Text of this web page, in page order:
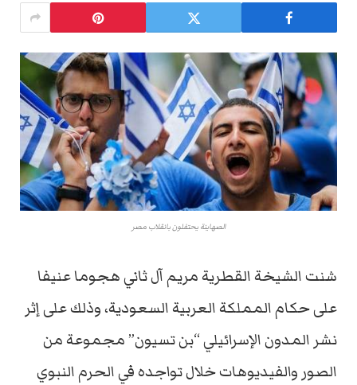
الصهاينة يحتفلون بانقلاب مصر
شنت الشيخة القطرية مريم آل ثاني هجوما عنيفا
على حكام المملكة العربية السعودية، وذلك على إثر
نشر المدون الإسرائيلي “بن تسيون” مجموعة من
الصور والفيديوهات خلال تواجده في الحرم النبوي